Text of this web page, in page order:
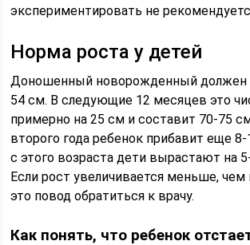
экспериментировать не
Норма роста у детей
Доношенный новорожденный должен
54 см. В следующие 12 месяцев это
примерно на 25 см и составит 70-75
второго года ребенок прибавит еще
с этого возраста дети вырастают на
Если рост увеличивается меньше, чем
это повод обратиться к врачу.
Как понять, что ребенок